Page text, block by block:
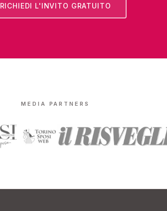
RICHIEDI L'INVITO GRATUITO
MEDIA PARTNERS